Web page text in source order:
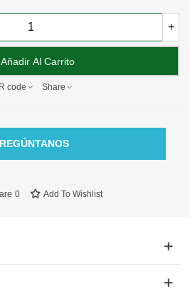
+
Añadir Al Carrito
code Share
0 Add To Wishlist